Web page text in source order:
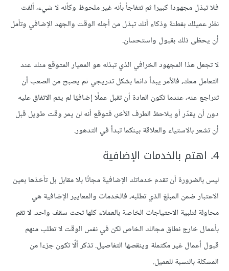
فلا تبذل مجهودا كبيرا ثم تتفاجأ بأنه غير ملحوظ وكأنه لا شيء، ألفت
نظر عميلك بفطنة وذكاء أنك تبذل من أجله الوقت والجهد الإضافي وتأمل
أن يحظى ذلك بقبول واستحسان.
لا تجعل هذا المجهود الخرافي الذي تبذله هو المعيار المتوقع منك عند
التعامل معك، فالأمر يبدأ دائما بشكل تدريجي ثم يصبح من الصعب أن
تتراجع عنه، عندما تكون العادة أن تقبل عملًا إضافيًا لم يتم الاتفاق عليه
دون أن يقدّر أو يلاحظ الطرف الآخر، فتوقع أنه لن يمر وقت طويل قبل
أن تشعر بالاستياء والعلاقة بينكما تبدأ في التدهور.
4. اهتم بالخدمات الإضافية
ليس بالضرورة أن تقدم خدماتك الإضافية مجانًا بلا مقابل بل تأخذها بعين
الاعتبار ضمن المبلغ الذي تطلبه، فالخدمات والمعايير الإضافية هي
محاولة لتلبية الاحتياجات الخاصة بالعملاء كلها تحت سقف واحد. لا تقم
بأعمال خارج نطاق مجالك الخاص لكن في نفس الوقت لا تطلب منهم
قبول أعمال غير مكتملة وينقصها التفاصيل. تذكر ألّا تكون جزءا من
المشكلة بالنسبة للعميل.